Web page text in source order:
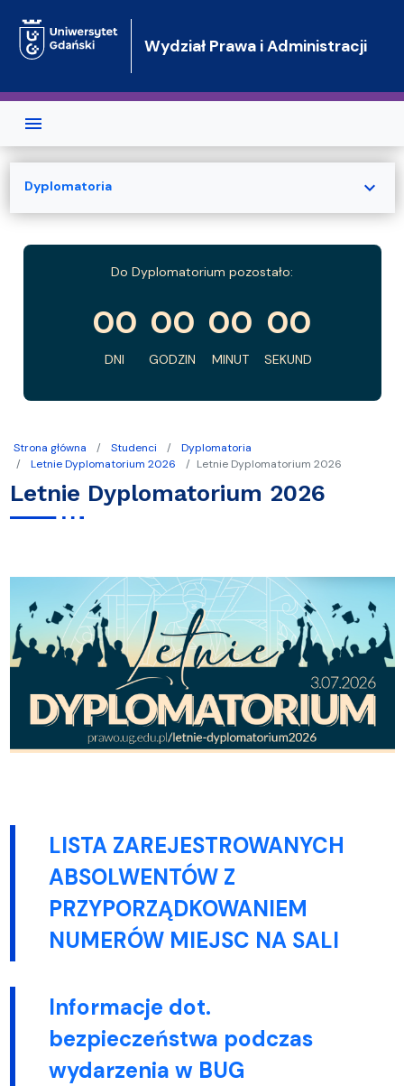
Wydział Prawa i Administracji
Strona główna Studenci
Dyplomatoria
Letnie Dyplomatorium 2026
Letnie Dyplomatorium 2026
Letnie Dyplomatorium 2026
LISTA ZAREJESTROWANYCH
ABSOLWENTÓW Z
PRZYPORZĄDKOWANIEM
NUMERÓW MIEJSC NA SALI
Informacje dot.
bezpieczeństwa podczas
wydarzenia w BUG
Dyplomatoria expand_more
Do Dyplomatorium pozostało:
00
Dni
00
Godzin
00
Minut
00
Sekund